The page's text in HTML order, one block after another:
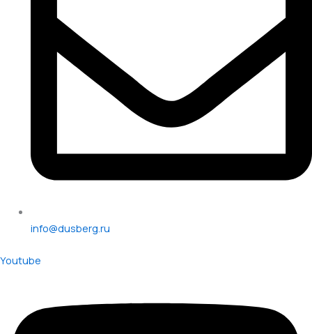
info@dusberg.ru
Youtube